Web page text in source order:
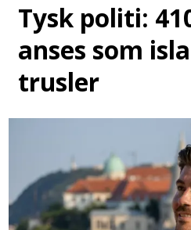
Tysk politi:
anses som
trusler